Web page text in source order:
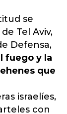
se
Tel Aviv,
Defensa,
fuego y la
que
israelíes,
con